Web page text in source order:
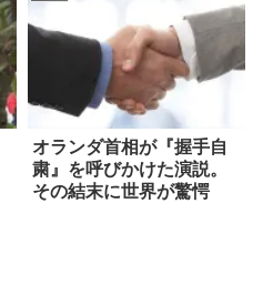
オランダ首相が『握手自
粛』を呼びかけた演説。
その結末に世界が驚愕